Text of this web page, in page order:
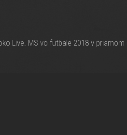
Live. MS vo futbale 2018 v priamom